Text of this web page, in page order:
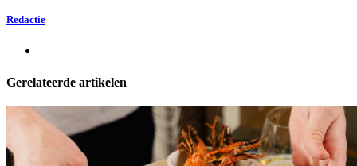
Redactie
Gerelateerde artikelen